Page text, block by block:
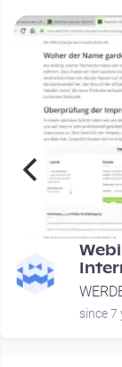
since 7